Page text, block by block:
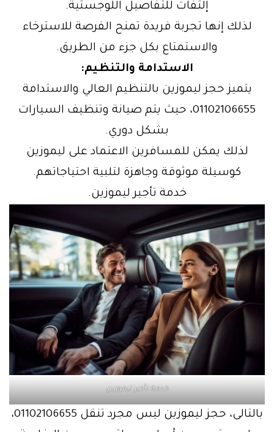
إلتفات للتفاصيل اللوجستية.
لذلك إنها تجربة فريدة تمنح الفرصة للاسترخاء
والاستمتاع بكل جزء من الطريق.
الاستدامة والتنظيم:
يتميز حجز ليموزين بالتنظيم العالي والاستدامة
01102106655، حيث يتم صيانة وتنظيف السيارات
بشكل دوري.
لذلك يمكن للمسافرين الاعتماد على ليموزين
كوسيلة موثوقة وجاهزة لتلبية احتياجاتهم.
خدمة تأجير ليموزين.
خدمة تأجير ليموزين
بالتالى، حجز ليموزين ليس مجرد تنقل 01102106655،